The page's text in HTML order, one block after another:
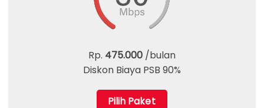
Rp. 475.000 /bulan
Diskon Biaya PSB 90%
Pilih Paket